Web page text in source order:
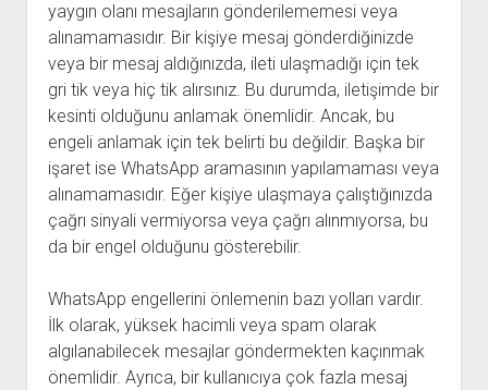
yaygın olanı mesajların gönderilememesi veya
alınamamasıdır. Bir kişiye mesaj gönderdiğinizde
veya bir mesaj aldığınızda, ileti ulaşmadığı için tek
gri tik veya hiç tik alırsınız. Bu durumda, iletişimde bir
kesinti olduğunu anlamak önemlidir. Ancak, bu
engeli anlamak için tek belirti bu değildir. Başka bir
işaret ise WhatsApp aramasının yapılamaması veya
alınamamasıdır. Eğer kişiye ulaşmaya çalıştığınızda
çağrı sinyali vermiyorsa veya çağrı alınmıyorsa, bu
da bir engel olduğunu gösterebilir.
WhatsApp engellerini önlemenin bazı yolları vardır.
İlk olarak, yüksek hacimli veya spam olarak
algılanabilecek mesajlar göndermekten kaçınmak
önemlidir. Ayrıca, bir kullanıcıya çok fazla mesaj